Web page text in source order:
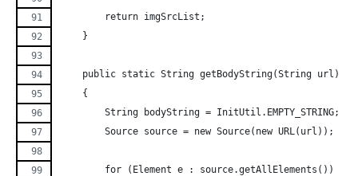
        return imgSrcList;
    }
public static String getBodyString(String url)
    {
        String bodyString = InitUtil.EMPTY_STRING;
        Source source = new Source(new URL(url));
        for (Element e : source.getAllElements())